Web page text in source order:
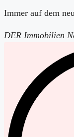
Immer auf dem
DER Immobilien